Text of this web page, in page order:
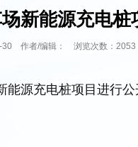
新能源充电桩
30 作者/编辑： 浏览次数：2053
源充电桩项目进行